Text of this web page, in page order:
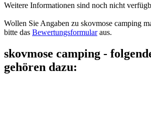
Weitere Informationen sind noch nicht
Wollen Sie Angaben zu skovmose camping
bitte das Bewertungsformularaus.
skovmose camping -
gehören dazu: